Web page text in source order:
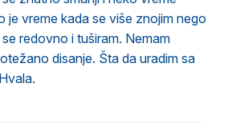
je vreme kada se više znojim nego
redovno i tuširam. Nemam
disanje. Šta da uradim sa